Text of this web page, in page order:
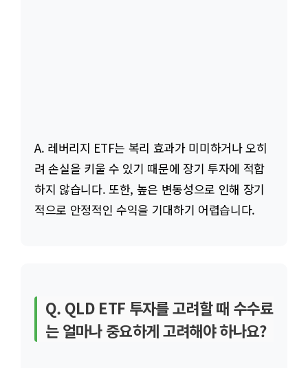
A. 레버리지 ETF는 복리 효과가 미미하거나 오히
려 손실을 키울 수 있기 때문에 장기 투자에 적합
하지 않습니다. 또한, 높은 변동성으로 인해 장기
적으로 안정적인 수익을 기대하기 어렵습니다.
Q. QLD ETF 투자를 고려할 때 수수료
는 얼마나 중요하게 고려해야 하나요?